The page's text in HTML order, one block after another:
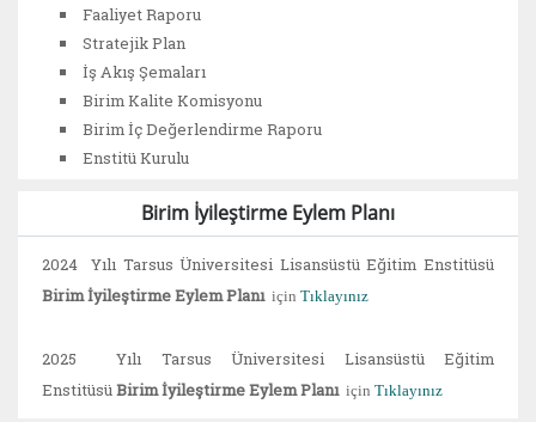
Faaliyet Raporu
Stratejik Plan
İş Akış Şemaları
Birim Kalite Komisyonu
Birim İç Değerlendirme Raporu
Enstitü Kurulu
Birim İyileştirme Eylem Planı
2024 Yılı Tarsus Üniversitesi Lisansüstü Eğitim Enstitüsü
Birim İyileştirme Eylem Planı için Tıklayınız
2025 Yılı Tarsus Üniversitesi Lisansüstü Eğitim
EnstitüsüBirim İyileştirme Eylem Planı için Tıklayınız